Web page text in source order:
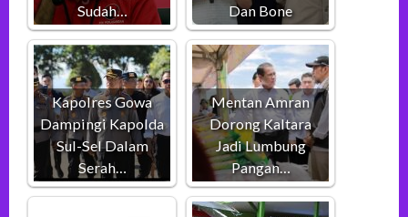
Sudah…
Dan Bone
Kapolres Gowa
Dampingi Kapolda
Sul-Sel Dalam
Serah…
Mentan Amran
Dorong Kaltara
Jadi Lumbung
Pangan…